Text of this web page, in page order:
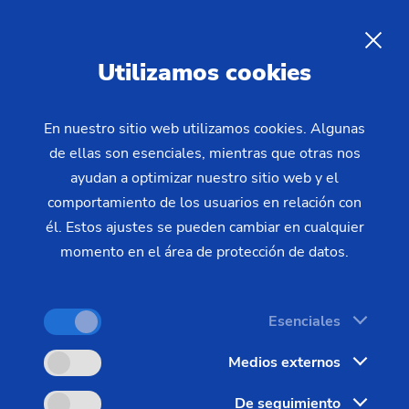
profesional
¿Qué es preciso? ¿Qué hace una máquina
herramienta? ¿Y dónde tengo realmente las
mejores oportunidades profesionales? – Unas
prácticas profesionales te ofrecen tus primeras
Utilizamos cookies
En nuestro sitio web utilizamos cookies. Algunas
de ellas son esenciales, mientras que otras nos
ayudan a optimizar nuestro sitio web y el
comportamiento de los usuarios en relación con
él. Estos ajustes se pueden cambiar en cualquier
momento en el área de protección de datos.
Esenciales
Medios externos
De seguimiento